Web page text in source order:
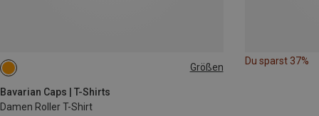
Größen
Bavarian Caps | T-Shirts
Damen Roller T-Shirt
XS
Du sparst 37%